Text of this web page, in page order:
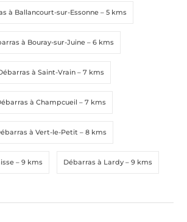
à Ballancourt-sur-Essonne – 5 kms
à Bouray-sur-Juine – 6 kms
à Saint-Vrain– 7 kms
à Champcueil – 7 kms
à Vert-le-Petit – 8 kms
– 9 kms Débarras à Lardy– 9 kms